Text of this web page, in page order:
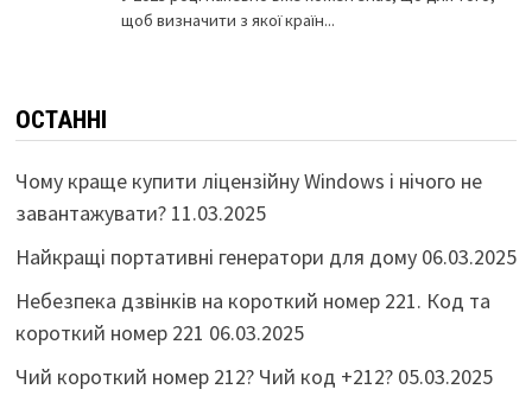
ОСТАННІ
Чому краще купити ліцензійну Windows і нічого не
завантажувати? 11.03.2025
Найкращі портативні генератори для дому 06.03.2025
Небезпека дзвінків на короткий номер 221. Код та
короткий номер 221 06.03.2025
Чий короткий номер 212? Чий код +212? 05.03.2025